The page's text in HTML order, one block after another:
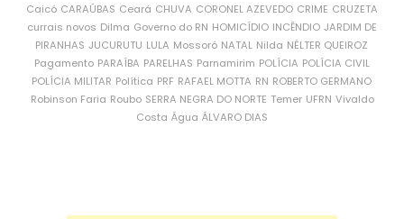
Caicó CARAÚBAS Ceará CHUVA CORONEL AZEVEDO CRIME CRUZETA
currais novos Dilma Governo do RN HOMICÍDIO INCÊNDIO JARDIM DE
PIRANHAS JUCURUTU LULA Mossoró NATAL Nilda NÉLTER QUEIROZ
Pagamento PARAÍBA PARELHAS Parnamirim POLÍCIA POLÍCIA CIVIL
POLÍCIA MILITAR Política PRF RAFAEL MOTTA RN ROBERTO GERMANO
Robinson Faria Roubo SERRA NEGRA DO NORTE Temer UFRN Vivaldo
Costa Água ÁLVARO DIAS